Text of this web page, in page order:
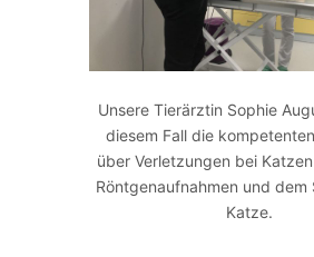
Unsere Tierärztin Sophie
diesem Fall die
über Verletzungen bei
Röntgenaufnahmen und dem
Katze.